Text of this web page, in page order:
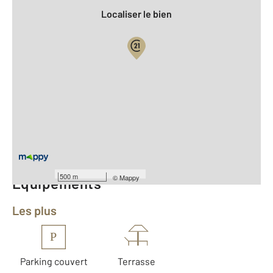
500 m ©Mappy
Localiser le bien
Équipements
Les plus
P
Parking couvert Terrasse